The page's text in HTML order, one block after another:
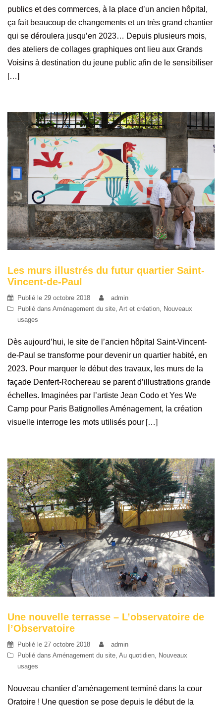
publics et des commerces, à la place d’un ancien hôpital,
ça fait beaucoup de changements et un très grand chantier
qui se déroulera jusqu’en 2023… Depuis plusieurs mois,
des ateliers de collages graphiques ont lieu aux Grands
Voisins à destination du jeune public afin de le sensibiliser
[…]
Les murs illustrés du futur quartier Saint-
Vincent-de-Paul
Publié le 29 octobre 2018
admin
Publié dans Aménagement du site Art et création
Nouveaux
usages
Dès aujourd’hui, le site de l’ancien hôpital Saint-Vincent-
de-Paul se transforme pour devenir un quartier habité, en
2023. Pour marquer le début des travaux, les murs de la
façade Denfert-Rochereau se parent d’illustrations grande
échelles. Imaginées par l’artiste Jean Codo et Yes We
Camp pour Paris Batignolles Aménagement, la création
visuelle interroge les mots utilisés pour […]
Une nouvelle terrasse – L’observatoire de
l’Observatoire
Publié le 27 octobre 2018
admin
Publié dans Aménagement du site Au quotidien
Nouveaux
usages
Nouveau chantier d’aménagement terminé dans la cour
Oratoire ! Une question se pose depuis le début de la